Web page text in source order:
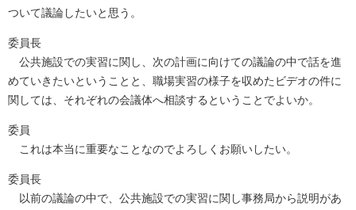
ついて議論したいと思う。
委員長
公共施設での実習に関し、次の計画に向けての議論の中で話を進
めていきたいということと、職場実習の様子を収めたビデオの件に
関しては、それぞれの会議体へ相談するということでよいか。
委員
これは本当に重要なことなのでよろしくお願いしたい。
委員長
以前の議論の中で、公共施設での実習に関し事務局から説明があ